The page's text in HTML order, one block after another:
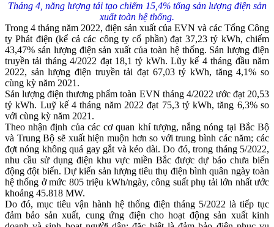
Tháng 4, năng lượng tái tạo chiếm 15,4% tổng sản lượng điện sản
xuất toàn hệ thống.
Trong 4 tháng năm 2022, điện sản xuất của EVN và các Tổng Công
ty Phát điện (kể cả các công ty cổ phần) đạt 37,23 tỷ kWh, chiếm
43,47% sản lượng điện sản xuất của toàn hệ thống. Sản lượng điện
truyền tải tháng 4/2022 đạt 18,1 tỷ kWh. Lũy kế 4 tháng đầu năm
2022, sản lượng điện truyền tải đạt 67,03 tỷ kWh, tăng 4,1% so
cùng kỳ năm 2021.
Sản lượng điện thương phẩm toàn EVN tháng 4/2022 ước đạt 20,53
tỷ kWh. Luỹ kế 4 tháng năm 2022 đạt 75,3 tỷ kWh, tăng 6,3% so
với cùng kỳ năm 2021.
Theo nhận định của các cơ quan khí tượng, nắng nóng tại Bắc Bộ
và Trung Bộ sẽ xuất hiện muộn hơn so với trung bình các năm; các
đợt nóng không quá gay gắt và kéo dài. Do đó, trong tháng 5/2022,
nhu cầu sử dụng điện khu vực miền Bắc được dự báo chưa biến
động đột biến. Dự kiến sản lượng tiêu thụ điện bình quân ngày toàn
hệ thống ở mức 805 triệu kWh/ngày, công suất phụ tải lớn nhất ước
khoảng 45.818 MW.
Do đó, mục tiêu vận hành hệ thống điện tháng 5/2022 là tiếp tục
đảm bảo sản xuất, cung ứng điện cho hoạt động sản xuất kinh